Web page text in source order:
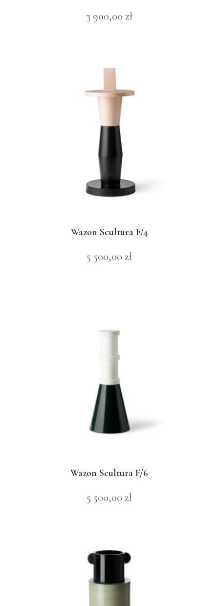
3 900,00zł
Wazon Scultura F/4
5 500,00zł
Wazon Scultura F/6
5 500,00zł